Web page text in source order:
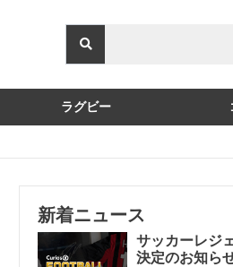
ラグビー
新着ニュース
サッカーレジ
決定のお知ら